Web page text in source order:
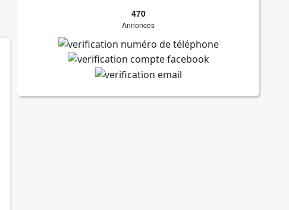
470
Annonces